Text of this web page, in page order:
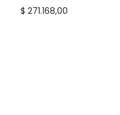
$ 271.168,00